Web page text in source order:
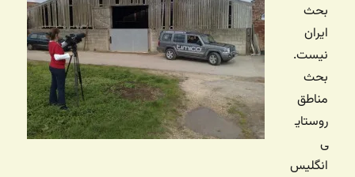
بحث
ایران
نیست.
بحث
مناطق
روستای
ی
انگلیس